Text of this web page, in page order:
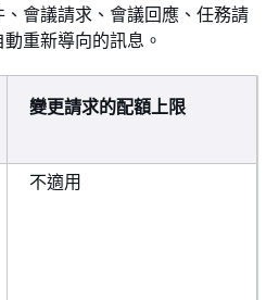
會議請求、會議回應、任務請
重新導向的訊息。
變更請求的配額上限
不適用